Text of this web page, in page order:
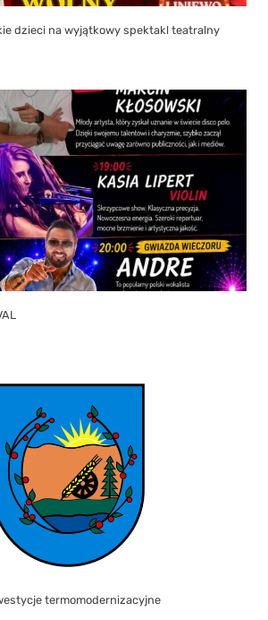
dzieci na wyjątkowy spektakl teatralny
termomodernizacyjne